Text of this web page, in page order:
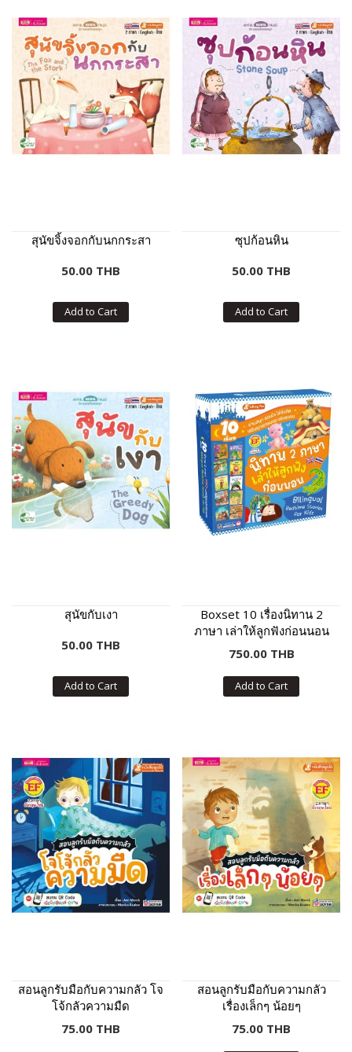
สุนัขจิ้งจอกกับนกกระสา
50.00 THB
Add to Cart
ซุปก้อนหิน
50.00 THB
Add to Cart
สุนัขกับเงา
50.00 THB
Add to Cart
Boxset 10 เรื่องนิทาน 2
ภาษา เล่าให้ลูกฟังก่อนนอน
(กล่องฟ้า)
750.00 THB
Add to Cart
สอนลูกรับมือกับความกลัว โจ
โจ้กลัวความมืด
75.00 THB
สอนลูกรับมือกับความกลัว
เรื่องเล็กๆ น้อยๆ
75.00 THB